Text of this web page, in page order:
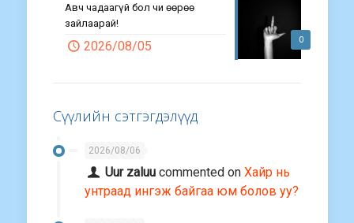
0
Авч чадаагүй бол чи өөрөө
зайлаарай!
2026/08/05
Сүүлийн сэтгэгдэлүүд
2026/08/06
Uur zaluu commented onХайр нь
унтраад ингэж байгаа юм болов уу?